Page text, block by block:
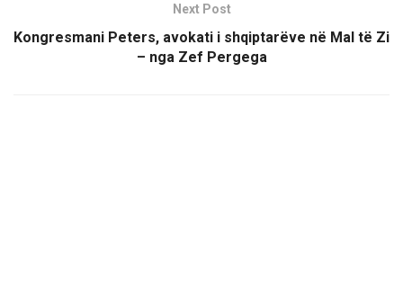
Next Post
Kongresmani Peters, avokati i shqiptarëve në Mal të Zi
– nga Zef Pergega